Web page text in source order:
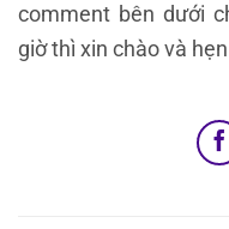
comment bên dưới
giờ thì xin chào và